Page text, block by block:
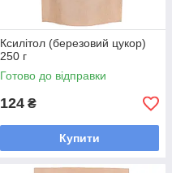
Ксилітол (березовий цукор)
250 г
Готово до відправки
124 ₴
Купити